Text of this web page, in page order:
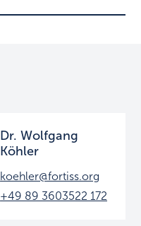
Dr. Wolfgang
Köhler
koehler@fortiss.org
+49 89 3603522 172